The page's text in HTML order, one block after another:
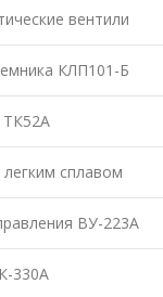
вентили
КЛП101-Б
ТК52А
сплавом
ВУ-223А
330А